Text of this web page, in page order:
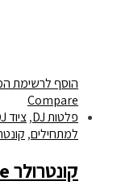
הוסף לרשימת
Compare
פלטות DJ
,ציוד DJ
למתחילים,
קונטרולר DJ Pioneer XDJ XZ All in one